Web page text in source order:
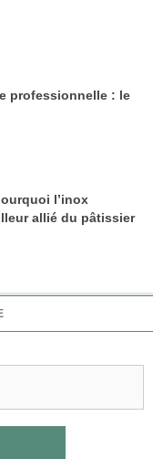
professionnelle : le
l’inox
allié du pâtissier